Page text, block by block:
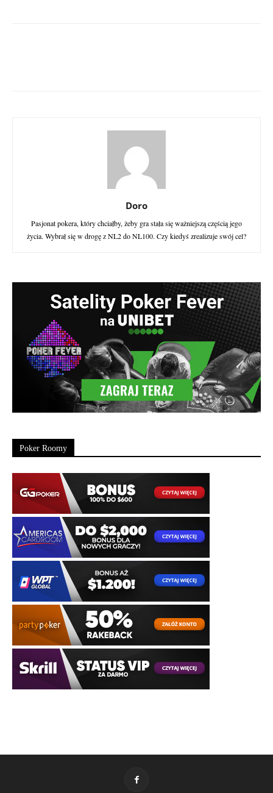
Doro
Pasjonat pokera, który chciałby, żeby gra stała się ważniejszą częścią jego
życia. Wybrał się w drogę z NL2 do NL100. Czy kiedyś zrealizuje swój cel?
Poker Roomy